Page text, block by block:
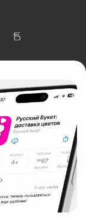
в Москве
«Технология»